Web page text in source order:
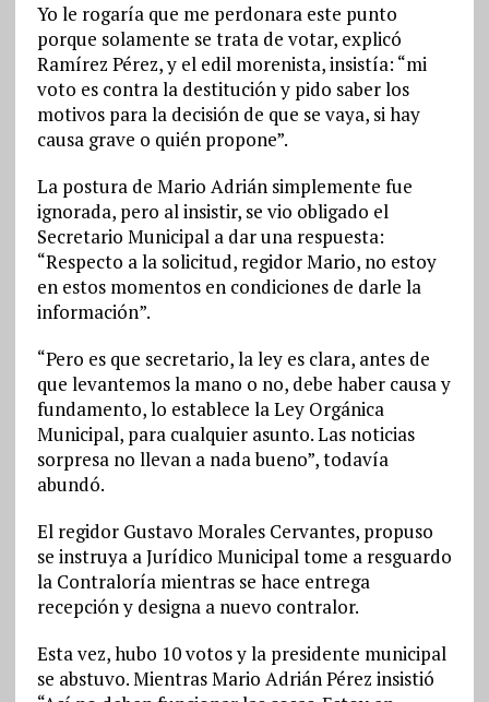
Yo le rogaría que me perdonara este punto
porque solamente se trata de votar, explicó
Ramírez Pérez, y el edil morenista, insistía: “mi
voto es contra la destitución y pido saber los
motivos para la decisión de que se vaya, si hay
causa grave o quién propone”.
La postura de Mario Adrián simplemente fue
ignorada, pero al insistir, se vio obligado el
Secretario Municipal a dar una respuesta:
“Respecto a la solicitud, regidor Mario, no estoy
en estos momentos en condiciones de darle la
información”.
“Pero es que secretario, la ley es clara, antes de
que levantemos la mano o no, debe haber causa y
fundamento, lo establece la Ley Orgánica
Municipal, para cualquier asunto. Las noticias
sorpresa no llevan a nada bueno”, todavía
abundó.
El regidor Gustavo Morales Cervantes, propuso
se instruya a Jurídico Municipal tome a resguardo
la Contraloría mientras se hace entrega
recepción y designa a nuevo contralor.
Esta vez, hubo 10 votos y la presidente municipal
se abstuvo. Mientras Mario Adrián Pérez insistió